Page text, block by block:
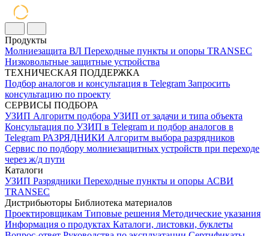
Продукты
Молниезащита ВЛ Переходные пункты и опоры TRANSEC
Низковольтные защитные устройства
ТЕХНИЧЕСКАЯ ПОДДЕРЖКА
Подбор аналогов и консультация в Telegram Запросить
консультацию по проекту
СЕРВИСЫ ПОДБОРА
УЗИП Алгоритм подбора УЗИП от задачи и типа объекта
Консультация по УЗИП в Telegram и подбор аналогов в
Telegram РАЗРЯДНИКИ Алгоритм выбора разрядников
Сервис по подбору молниезащитных устройств при переходе
через ж/д пути
Каталоги
УЗИП Разрядники Переходные пункты и опоры АСВИ
TRANSEC
Дистрибьюторы Библиотека материалов
Проектировщикам Типовые решения Методические указания
Информация о продуктах Каталоги, листовки, буклеты